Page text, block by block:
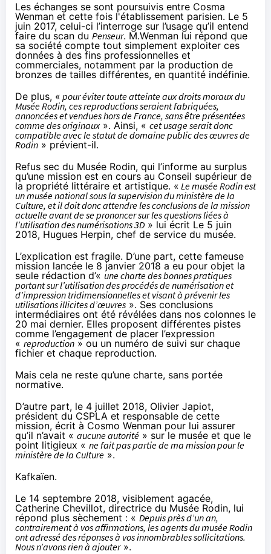
Les échanges se sont poursuivis entre Cosma
Wenman et cette fois l'établissement parisien. Le 5
juin 2017, celui-ci l’interroge sur l’usage qu’il entend
faire du scan du Penseur. M.Wenman lui répond que
sa société compte tout simplement exploiter ces
données à des fins professionnelles et
commerciales, notamment par la production de
bronzes de tailles différentes, en quantité indéfinie.
De plus, « pour éviter toute atteinte aux droits moraux du
Musée Rodin, ces reproductions seraient fabriquées,
annoncées et vendues hors de France, sans être présentées
comme des originaux». Ainsi, « cet usage serait donc
compatible avec le statut de domaine public des œuvres de
Rodin » prévient-il.
Refus sec du Musée Rodin, qui l’informe au surplus
qu’une mission est en cours au Conseil supérieur de
la propriété littéraire et artistique. « Le musée Rodin est
un musée national sous la supervision du ministère de la
Culture, et il doit donc attendre les conclusions de la mission
actuelle avant de se prononcer sur les questions liées à
l’utilisation des numérisations 3D » lui écrit Le 5 juin
2018, Hugues Herpin, chef de service du musée.
L’explication est fragile. D’une part, cette fameuse
mission lancée le 8 janvier 2018 a eu pour objet la
seule rédaction d’« une charte des bonnes pratiques
portant sur l’utilisation des procédés de numérisation et
d’impression tridimensionnelles et visant à prévenir les
utilisations illicites d’œuvres ». Ses conclusions
intermédiaires ont été révélées dans nos colonnes le
20 mai dernier. Elles proposent différentes pistes
comme l’engagement de placer l’expression
« reproduction » ou un numéro de suivi sur chaque
fichier et chaque reproduction.
Mais cela ne reste qu’une charte, sans portée
normative.
D’autre part, le 4 juillet 2018, Olivier Japiot,
président du CSPLA et responsable de cette
mission, écrit à Cosmo Wenman pour lui assurer
qu’il n’avait « aucune autorité » sur le musée et que le
point litigieux « ne fait pas partie de ma mission pour le
ministère de la Culture ».
Kafkaïen.
Le 14 septembre 2018, visiblement agacée,
Catherine Chevillot, directrice du Musée Rodin, lui
répond plus sèchement : « Depuis près d’un an,
contrairement à vos affirmations, les agents du musée Rodin
ont adressé des réponses à vos innombrables sollicitations.
Nous n’avons rien à ajouter».